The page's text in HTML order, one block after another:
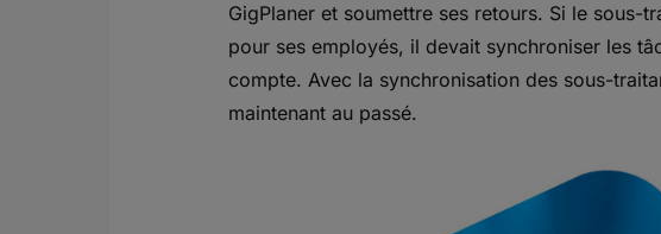
GigPlaner et soumettre ses retours. Si le sous-
pour ses employés, il devait synchroniser les
compte. Avec la synchronisation des sous-
maintenant au passé.